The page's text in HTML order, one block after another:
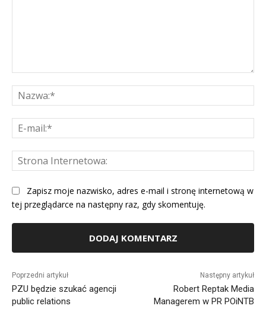
Zapisz moje nazwisko, adres e-mail i stronę internetową w
tej przeglądarce na następny raz, gdy skomentuję.
Poprzedni artykuł
PZU będzie szukać agencji
public relations
Następny artykuł
Robert Reptak Media
Managerem w PR POiNTB